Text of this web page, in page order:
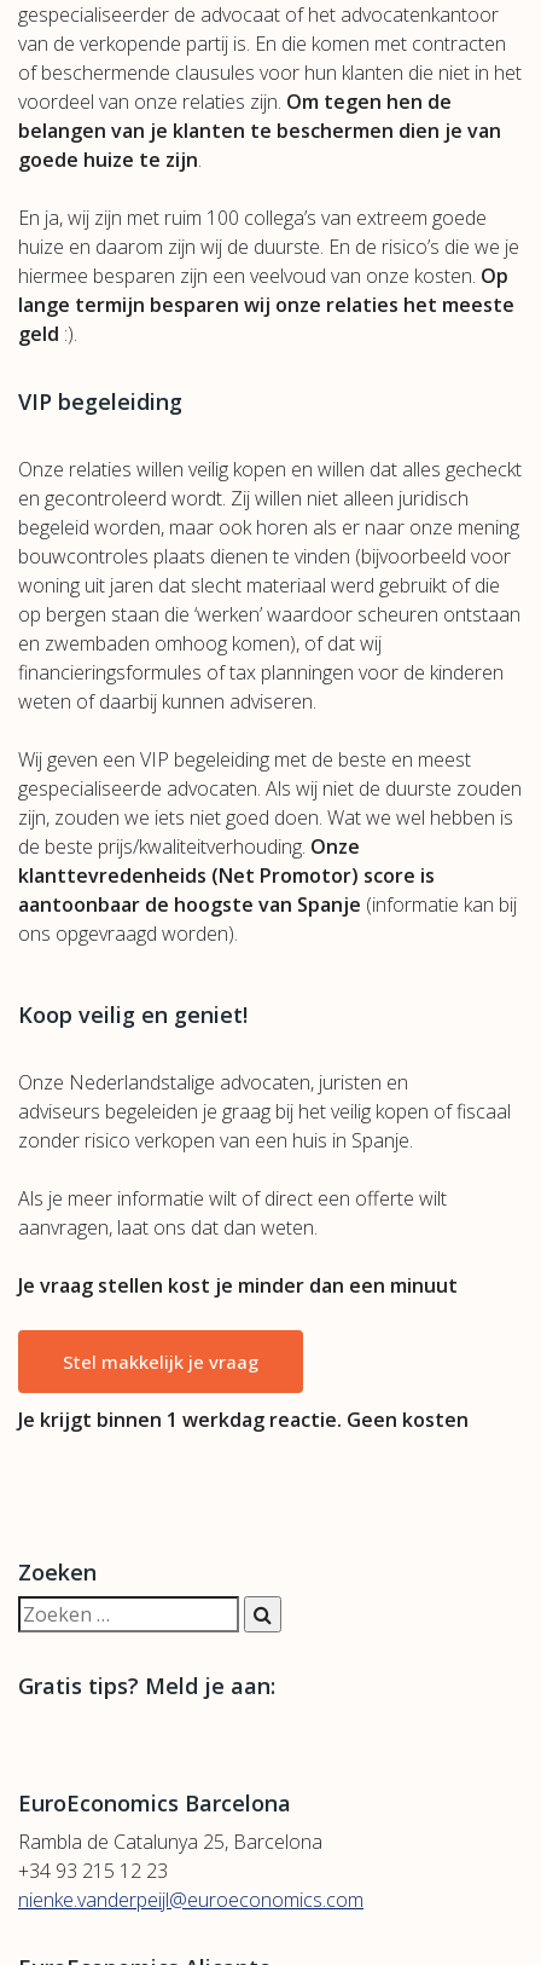
gespecialiseerder de advocaat of het advocatenkantoor
van de verkopende partij is. En die komen met contracten
of beschermende clausules voor hun klanten die niet in het
voordeel van onze relaties zijn. Om tegen hen de
belangen van je klanten te beschermen dien je van
goede huize te zijn.
En ja, wij zijn met ruim 100 collega’s van extreem goede
huize en daarom zijn wij de duurste. En de risico’s die we je
hiermee besparen zijn een veelvoud van onze kosten. Op
lange termijn besparen wij onze relaties het meeste
geld :).
VIP begeleiding
Onze relaties willen veilig kopen en willen dat alles gecheckt
en gecontroleerd wordt. Zij willen niet alleen juridisch
begeleid worden, maar ook horen als er naar onze mening
bouwcontroles plaats dienen te vinden (bijvoorbeeld voor
woning uit jaren dat slecht materiaal werd gebruikt of die
op bergen staan die ‘werken’ waardoor scheuren ontstaan
en zwembaden omhoog komen), of dat wij
financieringsformules of tax planningen voor de kinderen
weten of daarbij kunnen adviseren.
Wij geven een VIP begeleiding met de beste en meest
gespecialiseerde advocaten. Als wij niet de duurste zouden
zijn, zouden we iets niet goed doen. Wat we wel hebben is
de beste prijs/kwaliteitverhouding. Onze
klanttevredenheids (Net Promotor) score is
aantoonbaar de hoogste van Spanje (informatie kan bij
ons opgevraagd worden).
Koop veilig en geniet!
Onze Nederlandstalige advocaten, juristen en
adviseurs begeleiden je graag bij het veilig kopen of fiscaal
zonder risico verkopen van een huis in Spanje.
Als je meer informatie wilt of direct een offerte wilt
aanvragen, laat ons dat dan weten.
Je vraag stellen kost je minder dan een minuut
Stel makkelijk je vraag
Je krijgt binnen 1 werkdag reactie. Geen kosten
Zoeken
Gratis tips? Meld je aan:
EuroEconomics Barcelona
Rambla de Catalunya 25, Barcelona
+34 93 215 12 23
nienke.vanderpeijl@euroeconomics.com